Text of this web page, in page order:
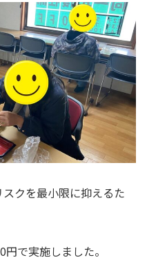
クを最小限に抑えるた
で実施しました。